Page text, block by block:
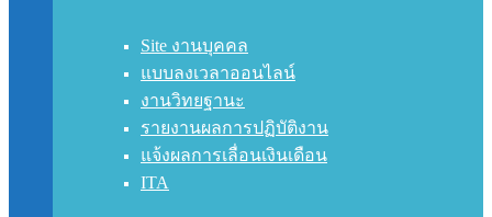
Site งานบุคคล
แบบลงเวลาออนไลน์
งานวิทยฐานะ
รายงานผลการปฏิบัติงาน
แจ้งผลการเลื่อนเงินเดือน
ITA